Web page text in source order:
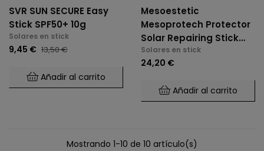
SVR SUN SECURE Easy
Stick SPF50+ 10g
Solares en stick
9,45 € 13,50 €
Añadir al carrito
Mesoestetic
Mesoprotech Protector
Solar Repairing Stick
100 SPF 50+ 4,5g
Solares en stick
24,20 €
Añadir al carrito
Mostrando 1-10 de 10 artículo(s)